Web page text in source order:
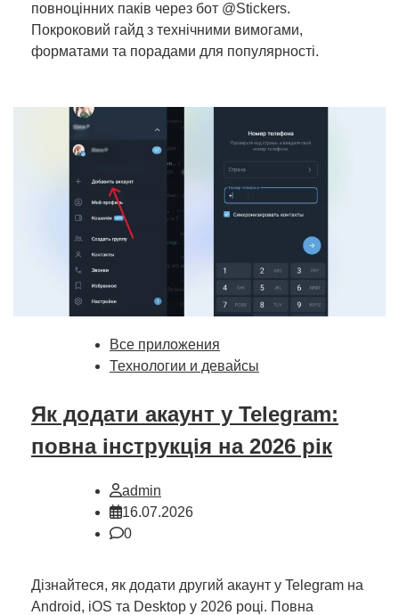
повноцінних паків через бот @Stickers.
Покроковий гайд з технічними вимогами,
форматами та порадами для популярності.
Все приложения
Технологии и девайсы
Як додати акаунт у Telegram:
повна інструкція на 2026 рік
admin
16.07.2026
0
Дізнайтеся, як додати другий акаунт у Telegram на
Android, iOS та Desktop у 2026 році. Повна